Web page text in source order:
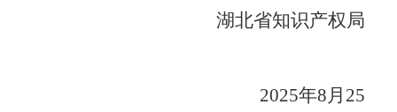
湖北省知识产权局
2025年8月25